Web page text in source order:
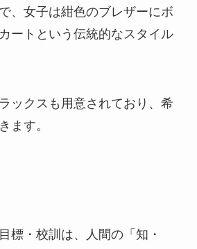
、女子は紺色のブレザーにボ
ートという伝統的なスタイル
ックスも用意されており、希
ます。
標・校訓は、人間の「知・